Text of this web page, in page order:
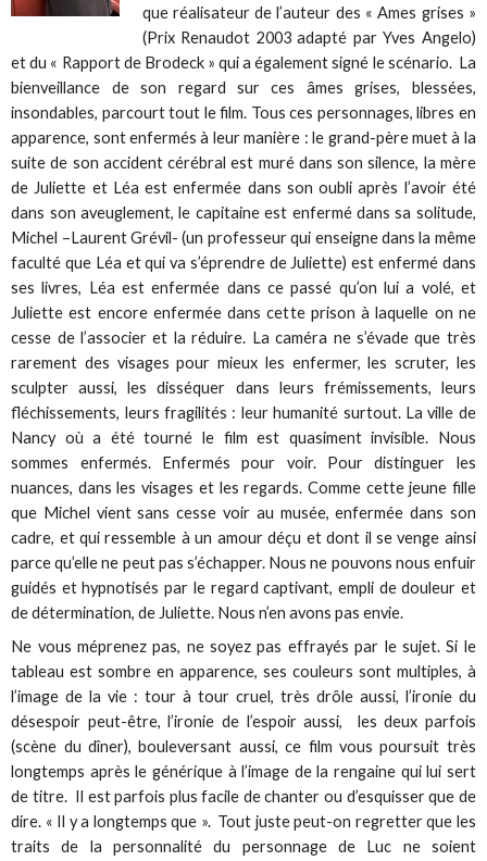
que réalisateur de l’auteur des « Ames grises »
(Prix Renaudot 2003 adapté par Yves Angelo)
et du « Rapport de Brodeck » qui a également signé le scénario. La
bienveillance de son regard sur ces âmes grises, blessées,
insondables, parcourt tout le film. Tous ces personnages, libres en
apparence, sont enfermés à leur manière : le grand-père muet à la
suite de son accident cérébral est muré dans son silence, la mère
de Juliette et Léa est enfermée dans son oubli après l’avoir été
dans son aveuglement, le capitaine est enfermé dans sa solitude,
Michel –Laurent Grévil- (un professeur qui enseigne dans la même
faculté que Léa et qui va s’éprendre de Juliette) est enfermé dans
ses livres, Léa est enfermée dans ce passé qu’on lui a volé, et
Juliette est encore enfermée dans cette prison à laquelle on ne
cesse de l’associer et la réduire. La caméra ne s’évade que très
rarement des visages pour mieux les enfermer, les scruter, les
sculpter aussi, les disséquer dans leurs frémissements, leurs
fléchissements, leurs fragilités : leur humanité surtout. La ville de
Nancy où a été tourné le film est quasiment invisible. Nous
sommes enfermés. Enfermés pour voir. Pour distinguer les
nuances, dans les visages et les regards. Comme cette jeune fille
que Michel vient sans cesse voir au musée, enfermée dans son
cadre, et qui ressemble à un amour déçu et dont il se venge ainsi
parce qu’elle ne peut pas s’échapper. Nous ne pouvons nous enfuir
guidés et hypnotisés par le regard captivant, empli de douleur et
de détermination, de Juliette. Nous n’en avons pas envie.
Ne vous méprenez pas, ne soyez pas effrayés par le sujet. Si le
tableau est sombre en apparence, ses couleurs sont multiples, à
l’image de la vie : tour à tour cruel, très drôle aussi, l’ironie du
désespoir peut-être, l’ironie de l’espoir aussi, les deux parfois
(scène du dîner), bouleversant aussi, ce film vous poursuit très
longtemps après le générique à l’image de la rengaine qui lui sert
de titre. Il est parfois plus facile de chanter ou d’esquisser que de
dire. « Il y a longtemps que ». Tout juste peut-on regretter que les
traits de la personnalité du personnage de Luc ne soient